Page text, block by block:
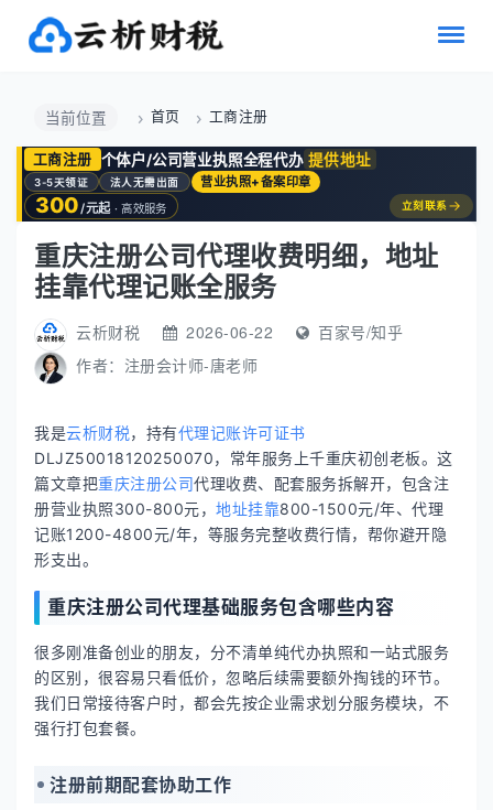
当前位置 首页 工商注册
工商注册 个体户/公司营业执照全程代办 提供地址
3-5天领证 法人无需出面 营业执照+备案印章
300/元起 · 高效服务 立刻联系 →
重庆注册公司代理收费明细，地址
挂靠代理记账全服务
云析财税 2026-06-22
百家号/知乎
作者： 注册会计师-唐老师
我是云析财税，持有代理记账许可证书
DLJZ50018120250070，常年服务上千重庆初创老板。这
篇文章把重庆注册公司代理收费、配套服务拆解开，包含注
册营业执照300-800元， 地址挂靠800-1500元/年、代理
记账1200-4800元/年，等服务完整收费行情，帮你避开隐
形支出。
重庆注册公司代理基础服务包含哪些内容
很多刚准备创业的朋友，分不清单纯代办执照和一站式服务
的区别，很容易只看低价，忽略后续需要额外掏钱的环节。
我们日常接待客户时，都会先按企业需求划分服务模块，不
强行打包套餐。
注册前期配套协助工作